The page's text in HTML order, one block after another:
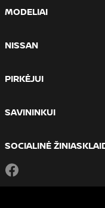
MODELIAI
NISSAN
PIRKĖJUI
SAVININKUI
SOCIALINĖ